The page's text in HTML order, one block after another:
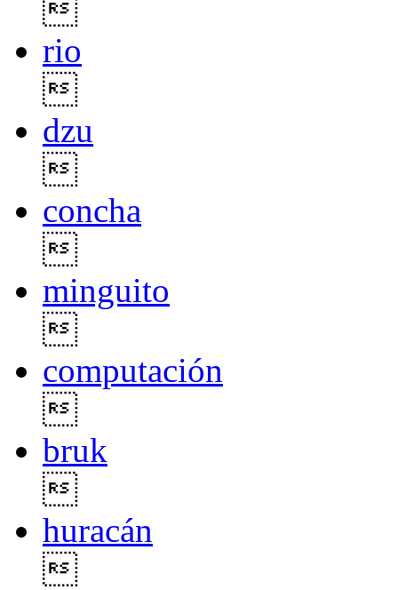
rio
dzu
concha
minguito
computación
bruk
huracán